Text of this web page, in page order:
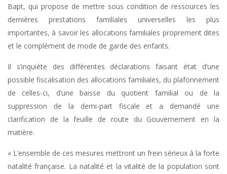
Bapt, qui propose de mettre sous condition de ressources les
dernières prestations familiales universelles les plus
importantes, à savoir les allocations familiales proprement dites
et le complément de mode de garde des enfants.
Il s’inquiète des différentes déclarations faisant état d’une
possible fiscalisation des allocations familiales, du plafonnement
de celles-ci, d’une baisse du quotient familial ou de la
suppression de la demi-part fiscale et a demandé une
clarification de la feuille de route du Gouvernement en la
matière.
« L’ensemble de ces mesures mettront un frein sérieux à la forte
natalité française. La natalité et la vitalité de la population sont